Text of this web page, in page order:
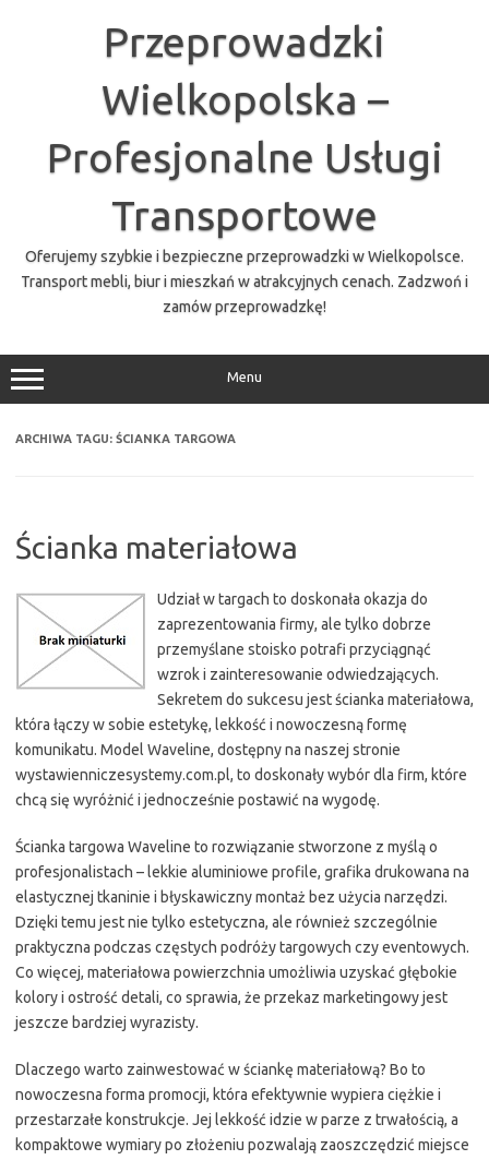
Przeprowadzki
Wielkopolska –
Profesjonalne Usługi
Transportowe
Oferujemy szybkie i bezpieczne przeprowadzki w Wielkopolsce.
Transport mebli, biur i mieszkań w atrakcyjnych cenach. Zadzwoń i
zamów przeprowadzkę!
Menu
ARCHIWA TAGU: ŚCIANKA TARGOWA
Ścianka materiałowa
Udział w targach to doskonała okazja do
zaprezentowania firmy, ale tylko dobrze
przemyślane stoisko potrafi przyciągnąć
wzrok i zainteresowanie odwiedzających.
Sekretem do sukcesu jest ścianka materiałowa,
która łączy w sobie estetykę, lekkość i nowoczesną formę
komunikatu. Model Waveline, dostępny na naszej stronie
wystawienniczesystemy.com.pl, to doskonały wybór dla firm, które
chcą się wyróżnić i jednocześnie postawić na wygodę.
Ścianka targowa Waveline to rozwiązanie stworzone z myślą o
profesjonalistach – lekkie aluminiowe profile, grafika drukowana na
elastycznej tkaninie i błyskawiczny montaż bez użycia narzędzi.
Dzięki temu jest nie tylko estetyczna, ale również szczególnie
praktyczna podczas częstych podróży targowych czy eventowych.
Co więcej, materiałowa powierzchnia umożliwia uzyskać głębokie
kolory i ostrość detali, co sprawia, że przekaz marketingowy jest
jeszcze bardziej wyrazisty.
Dlaczego warto zainwestować w ściankę materiałową? Bo to
nowoczesna forma promocji, która efektywnie wypiera ciężkie i
przestarzałe konstrukcje. Jej lekkość idzie w parze z trwałością, a
kompaktowe wymiary po złożeniu pozwalają zaoszczędzić miejsce